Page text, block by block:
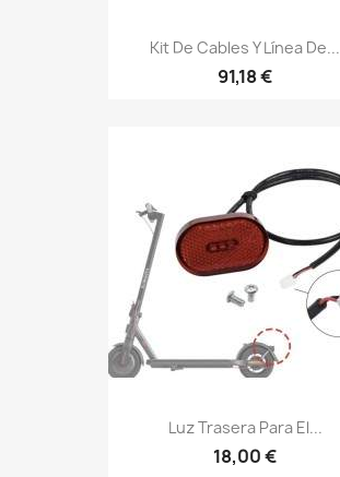
Kit De Cables Y Línea De...
91,18 €
Luz Trasera Para El...
18,00 €